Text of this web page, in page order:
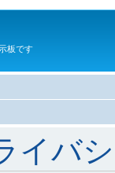
板です
イバ